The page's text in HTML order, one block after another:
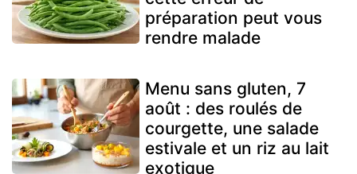
préparation peut vous
rendre malade
Menu sans gluten, 7
août : des roulés de
courgette, une salade
estivale et un riz au lait
exotique